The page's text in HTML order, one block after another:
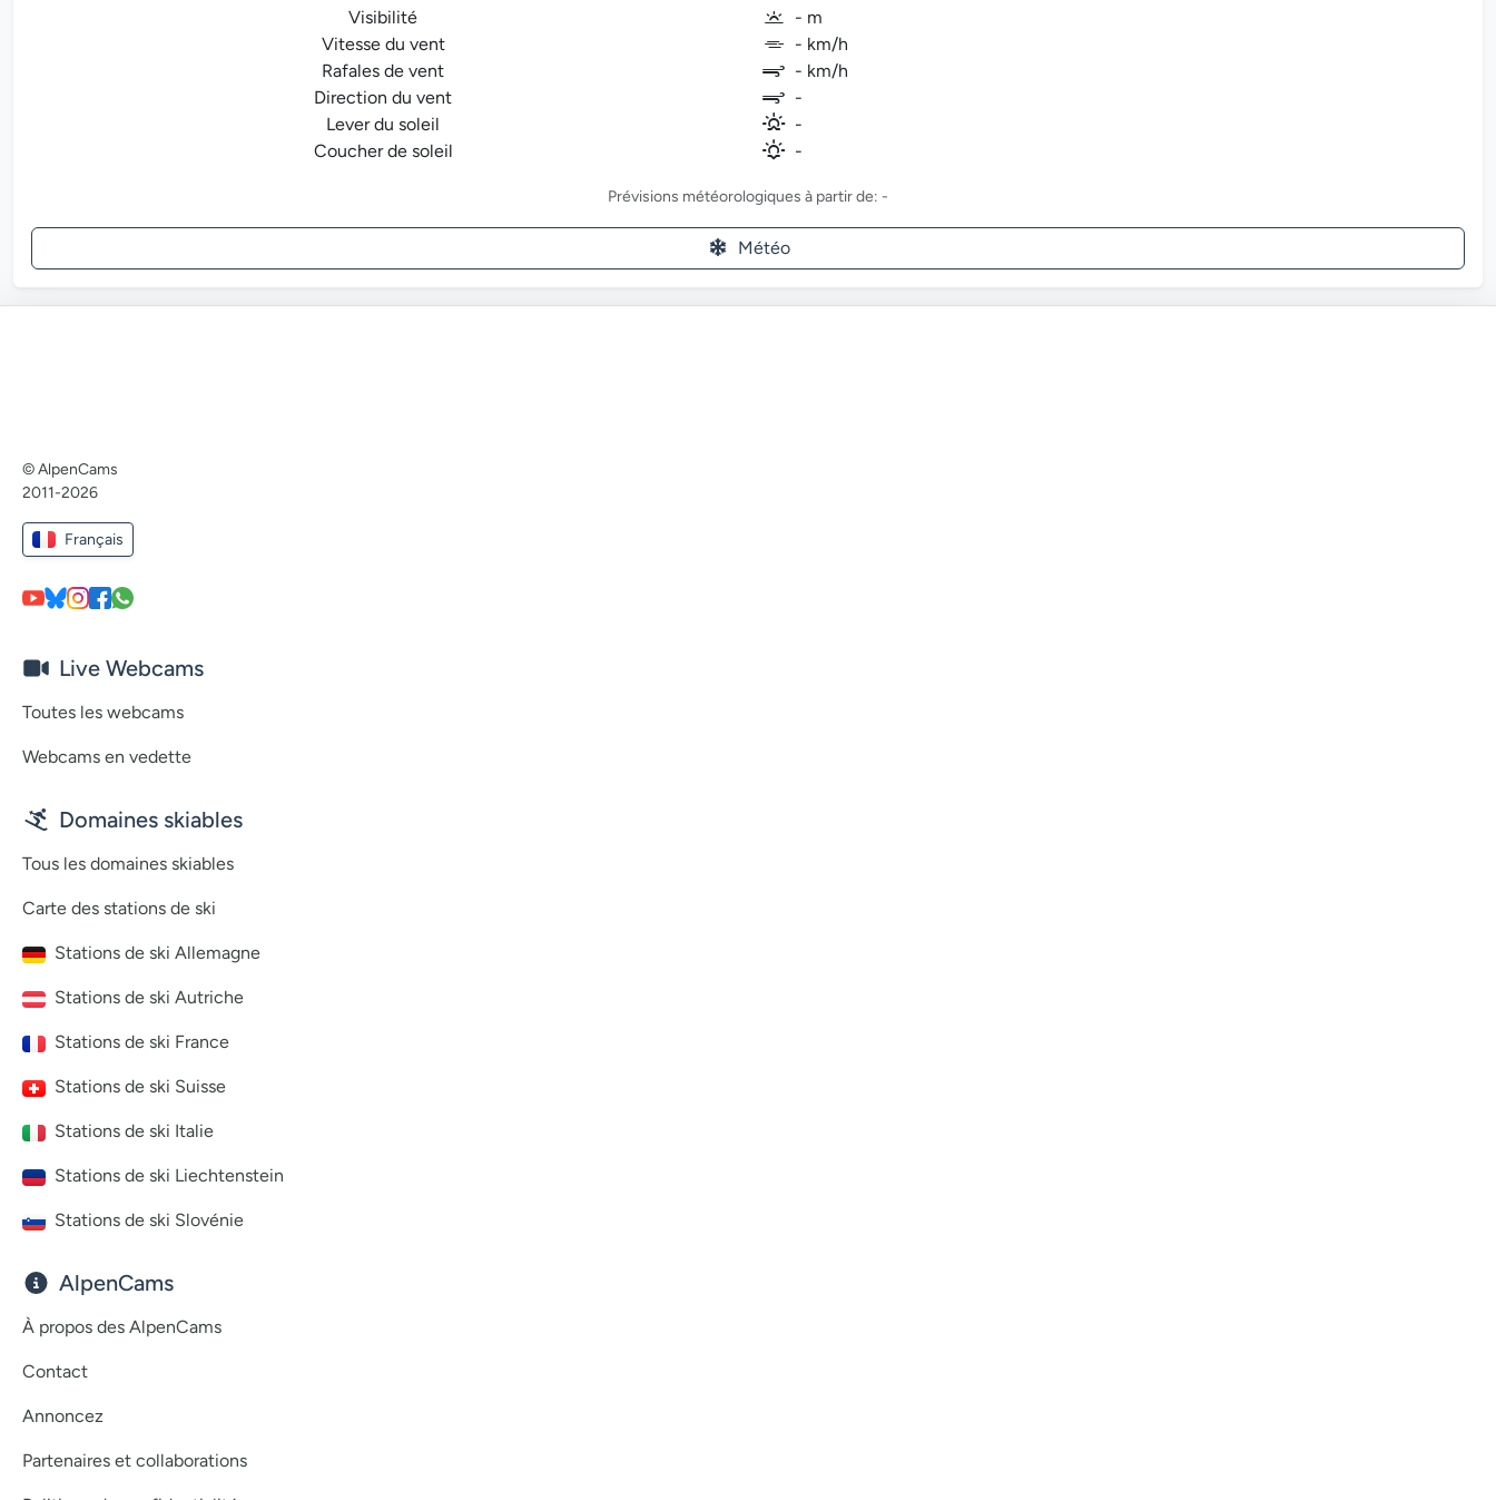
Visibilité
- m
Vitesse du vent
- km/h
Rafales de vent
- km/h
Direction du vent
-
Lever du soleil
-
Coucher de soleil
-
Prévisions météorologiques à partir de: -
Météo
© AlpenCams
2011-2026
Français
Live Webcams
Toutes les webcams
Webcams en vedette
Domaines skiables
Tous les domaines skiables
Carte des stations de ski
Stations de ski Allemagne
Stations de ski Autriche
Stations de ski France
Stations de ski Suisse
Stations de ski Italie
Stations de ski Liechtenstein
Stations de ski Slovénie
AlpenCams
À propos des AlpenCams
Contact
Annoncez
Partenaires et collaborations